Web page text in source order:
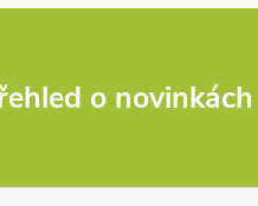
o novinkách